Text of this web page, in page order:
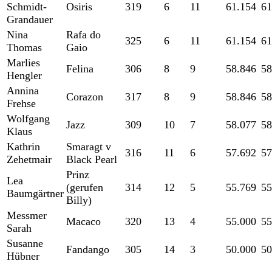
Schmidt-
Grandauer
Osiris 319 6 11 61.154
Nina
Thomas
Rafa do
Gaio
325 6 11 61.154
Marlies
Hengler
Felina 306 8 9 58.846
Annina
Frehse
Corazon 317 8 9 58.846
Wolfgang
Klaus
Jazz 309 10 7 58.077
Kathrin
Zehetmair
Smaragt v
Black Pearl
316 11 6 57.692
Lea
Baumgärtner
Prinz
(gerufen
Billy)
314 12 5 55.769
Messmer
Sarah
Macaco 320 13 4 55.000
Susanne
Hübner
Fandango 305 14 3 50.000